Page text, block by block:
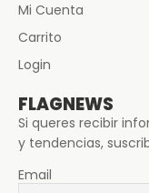
Mi Cuenta
Carrito
Login
FLAGNEWS
Si queres recibir
y tendencias,
Email